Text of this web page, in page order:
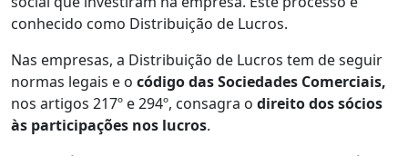
conhecido como Distribuição de Lucros.
Nas empresas, a Distribuição de Lucros tem de seguir
normas legais e o código das Sociedades Comerciais,
nos artigos 217º e 294º, consagra o direito dos sócios
às participações nos lucros.